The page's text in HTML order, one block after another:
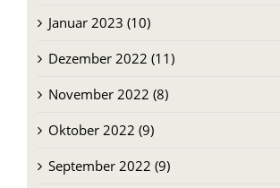
Januar 2023 (10)
Dezember 2022 (11)
November 2022 (8)
Oktober 2022 (9)
September 2022 (9)